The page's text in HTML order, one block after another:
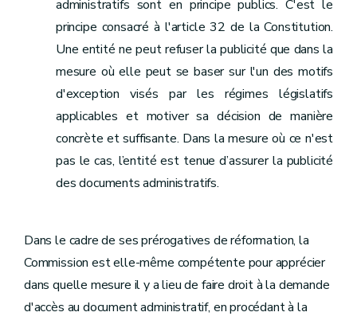
administratifs sont en principe publics. C'est le
principe consacré à l'article 32 de la Constitution.
Une entité ne peut refuser la publicité que dans la
mesure où elle peut se baser sur l'un des motifs
d'exception visés par les régimes législatifs
applicables et motiver sa décision de manière
concrète et suffisante. Dans la mesure où ce n'est
pas le cas, l’entité est tenue d’assurer la publicité
des documents administratifs.
Dans le cadre de ses prérogatives de réformation, la
Commission est elle-même compétente pour apprécier
dans quelle mesure il y a lieu de faire droit à la demande
d'accès au document administratif, en procédant à la